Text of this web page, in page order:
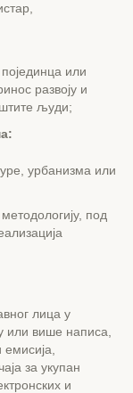
или
развоју и
људи;
урбанизма или
под
лица у
или више написа,
за укупан
и